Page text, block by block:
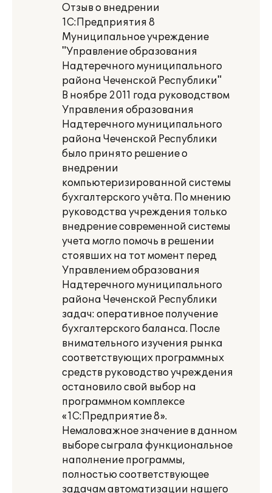
Отзыв о внедрении
1С:Предприятия 8
Муниципальное учреждение
"Управление образования
Надтеречного муниципального
района Чеченской Республики"
В ноябре 2011 года руководством
Управления образования
Надтеречного муниципального
района Чеченской Республики
было принято решение о
внедрении
компьютеризированной системы
бухгалтерского учёта. По мнению
руководства учреждения только
внедрение современной системы
учета могло помочь в решении
стоявших на тот момент перед
Управлением образования
Надтеречного муниципального
района Чеченской Республики
задач: оперативное получение
бухгалтерского баланса. После
внимательного изучения рынка
соответствующих программных
средств руководство учреждения
остановило свой выбор на
программном комплексе
«1С:Предприятие 8».
Немаловажное значение в данном
выборе сыграла функциональное
наполнение программы,
полностью соответствующее
задачам автоматизации нашего